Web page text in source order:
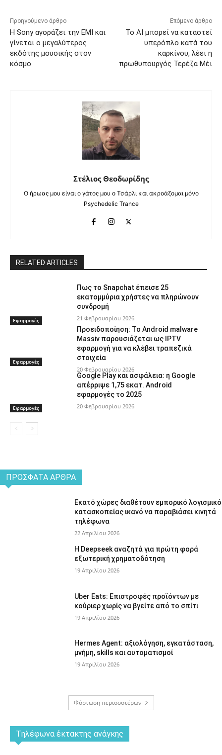
Προηγούμενο άρθρο
Η Sony αγοράζει την EMI και
γίνεται ο μεγαλύτερος
εκδότης μουσικής στον
κόσμο
Επόμενο άρθρο
Το AI μπορεί να καταστεί
υπερόπλο κατά του
καρκίνου, λέει η
πρωθυπουργός Τερέζα Μέι
Στέλιος Θεοδωρίδης
Ο ήρωας μου είναι ο γάτος μου ο Τσάρλι και ακροάζομαι μόνο
Psychedelic Trance
RELATED ARTICLES
Εφαρμογές
Πως το Snapchat έπεισε 25
εκατομμύρια χρήστες να πληρώνουν
συνδρομή
21 Φεβρουαρίου 2026
Εφαρμογές
Προειδοποίηση: Το Android malware
Massiv παρουσιάζεται ως IPTV
εφαρμογή για να κλέβει τραπεζικά
στοιχεία
20 Φεβρουαρίου 2026
Εφαρμογές
Google Play και ασφάλεια: η Google
απέρριψε 1,75 εκατ. Android
εφαρμογές το 2025
20 Φεβρουαρίου 2026
ΠΡΌΣΦΑΤΑ ΆΡΘΡΑ
Εκατό χώρες διαθέτουν εμπορικό λογισμικό
κατασκοπείας ικανό να παραβιάσει κινητά
τηλέφωνα
22 Απριλίου 2026
Η Deepseek αναζητά για πρώτη φορά
εξωτερική χρηματοδότηση
19 Απριλίου 2026
Uber Eats: Επιστροφές προϊόντων με
κούριερ χωρίς να βγείτε από το σπίτι
19 Απριλίου 2026
Hermes Agent: αξιολόγηση, εγκατάσταση,
μνήμη, skills και αυτοματισμοί
19 Απριλίου 2026
Φόρτωση περισσοτέρων
Tηλέφωνα έκτακτης ανάγκης